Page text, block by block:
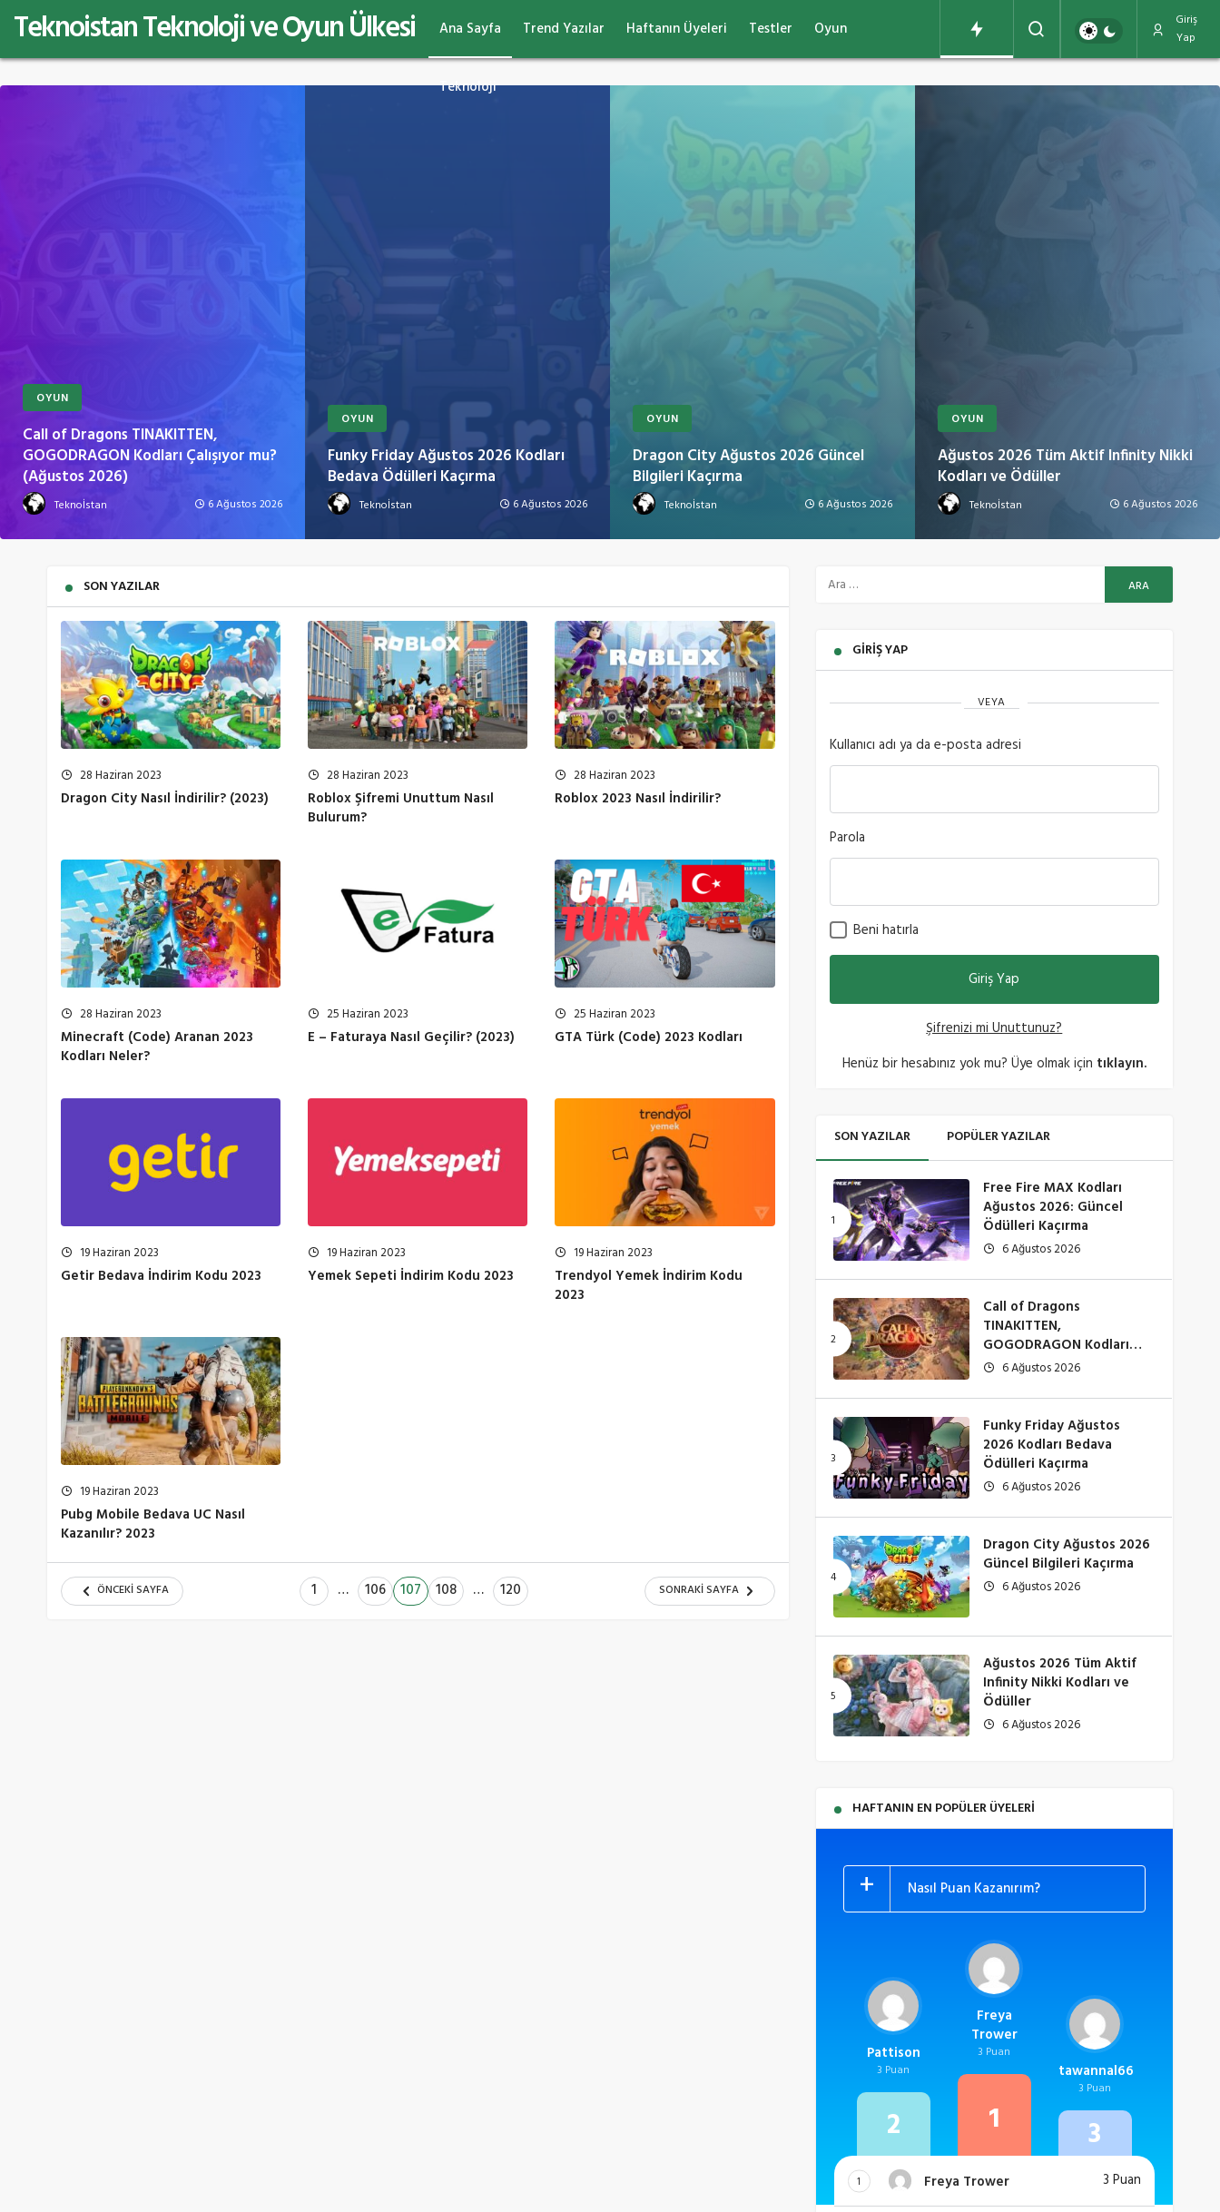
Teknoistan Teknoloji ve Oyun Ülkesi Ana Sayfa Trend Yazılar Haftanın Üyeleri Testler Oyun
Teknoloji
Giriş
Yap
OYUN
Call of Dragons TINAKITTEN,
GOGODRAGON Kodları Çalışıyor mu?
(Ağustos 2026)
Teknoİstan 6 Ağustos 2026
OYUN
Funky Friday Ağustos 2026 Kodları
Bedava Ödülleri Kaçırma
Teknoİstan 6 Ağustos 2026
OYUN
Dragon City Ağustos 2026 Güncel
Bilgileri Kaçırma
Teknoİstan 6 Ağustos 2026
OYUN
Ağustos 2026 Tüm Aktif Infinity Nikki
Kodları ve Ödüller
Teknoİstan 6 Ağustos 2026
SON YAZILAR
28 Haziran 2023
Dragon City Nasıl İndirilir? (2023)
28 Haziran 2023
Roblox Şifremi Unuttum Nasıl
Bulurum?
28 Haziran 2023
Roblox 2023 Nasıl İndirilir?
28 Haziran 2023
Minecraft (Code) Aranan 2023
Kodları Neler?
25 Haziran 2023
E – Faturaya Nasıl Geçilir? (2023)
25 Haziran 2023
GTA Türk (Code) 2023 Kodları
19 Haziran 2023
Getir Bedava İndirim Kodu 2023
19 Haziran 2023
Yemek Sepeti İndirim Kodu 2023
19 Haziran 2023
Trendyol Yemek İndirim Kodu
2023
19 Haziran 2023
Pubg Mobile Bedava UC Nasıl
Kazanılır? 2023
ÖNCEKI SAYFA 1 … 106 107 108 … 120 SONRAKI SAYFA
GIRIŞ YAP
VEYA
Kullanıcı adı ya da e-posta adresi
Parola
Beni hatırla
Şifrenizi mi Unuttunuz?
Henüz bir hesabınız yok mu? Üye olmak için tıklayın.
SON YAZILAR POPÜLER YAZILAR
Free Fire MAX Kodları
Ağustos 2026: Güncel
Ödülleri Kaçırma
6 Ağustos 2026
Call of Dragons
TINAKITTEN,
GOGODRAGON Kodları
Çalışıyor mu? (Ağustos
6 Ağustos 2026
Funky Friday Ağustos
2026 Kodları Bedava
Ödülleri Kaçırma
6 Ağustos 2026
Dragon City Ağustos 2026
Güncel Bilgileri Kaçırma
6 Ağustos 2026
Ağustos 2026 Tüm Aktif
Infinity Nikki Kodları ve
Ödüller
6 Ağustos 2026
HAFTANIN EN POPÜLER ÜYELERI
Nasıl Puan Kazanırım?
Freya
Trower
3 Puan
1
Pattison
3 Puan
2
tawannal66
3 Puan
3
1 Freya Trower 3 Puan